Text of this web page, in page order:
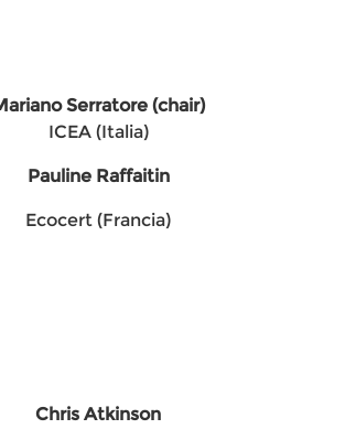
Serratore (chair)
ICEA (Italia)
Pauline Raffaitin
Ecocert (Francia)
Chris Atkinson